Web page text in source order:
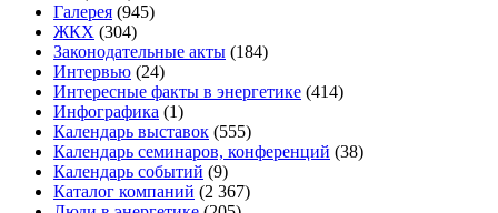
Галерея (945)
ЖКХ (304)
Законодательные акты (184)
Интервью (24)
Интересные факты в энергетике (414)
Инфографика (1)
Календарь выставок (555)
Календарь семинаров, конференций (38)
Календарь событий (9)
Каталог компаний (2 367)